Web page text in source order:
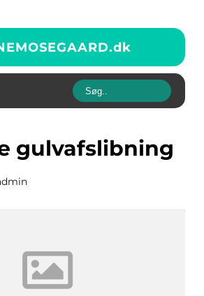
dk
gulvafslibning